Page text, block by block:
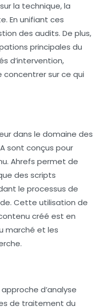
la technique, la
En unifiant ces
des audits. De plus,
principales du
d’intervention,
sur ce qui
dans le domaine des
sont conçus pour
Ahrefs permet de
des scripts
le processus de
Cette utilisation de
créé est en
marché et les
d’analyse
de traitement du